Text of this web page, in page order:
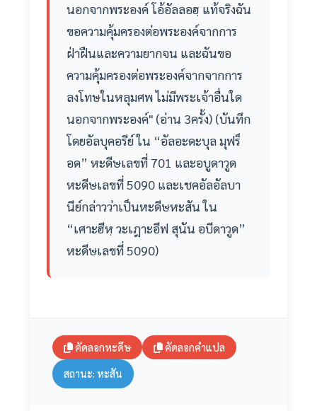
นอกจากพระองค์ โอ้อัลลอฮฺ แท้จริงฉัน
ขอความคุ้มครองต่อพระองค์จากการ
ฝ่าฝืนและความยากจน และฉันขอ
ความคุ้มครองต่อพระองค์จากจากการ
ลงโทษในหลุมศพ ไม่มีพระเจ้าอื่นใด
นอกจากพระองค์" (อ่าน 3ครั้ง) (บันทึก
โดยอัลบุคอรีย์ ใน “อัลอะดะบุล มุฟร็
อด” หะดีษเลขที่ 701 และอบูดาวูด
หะดีษเลขที่ 5090 และเชคอัลอัลบา
นีย์กล่าวว่าเป็นหะดีษหะสัน ใน
“เศาะฮีหฺ วะเฎาะอีฟ สุนัน อบีดาวูด”
หะดีษเลขที่ 5090)
คัดลอกหะดีษ คัดลอกคำแปล
สถานะ: หะสัน